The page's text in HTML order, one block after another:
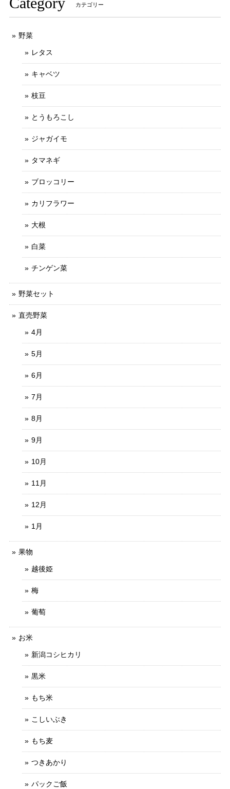
カテゴリー
野菜
レタス
キャベツ
枝豆
とうもろこし
ジャガイモ
タマネギ
ブロッコリー
カリフラワー
大根
白菜
チンゲン菜
野菜セット
直売野菜
4月
5月
6月
7月
8月
9月
10月
11月
12月
1月
果物
越後姫
梅
葡萄
お米
新潟コシヒカリ
黒米
もち米
こしいぶき
もち麦
つきあかり
パックご飯